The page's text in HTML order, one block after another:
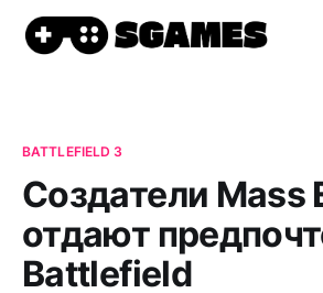
BATTLEFIELD 3
Создатели Mass
отдают
Battlefield